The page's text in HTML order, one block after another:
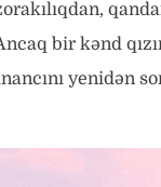
bir kənd
yenidən